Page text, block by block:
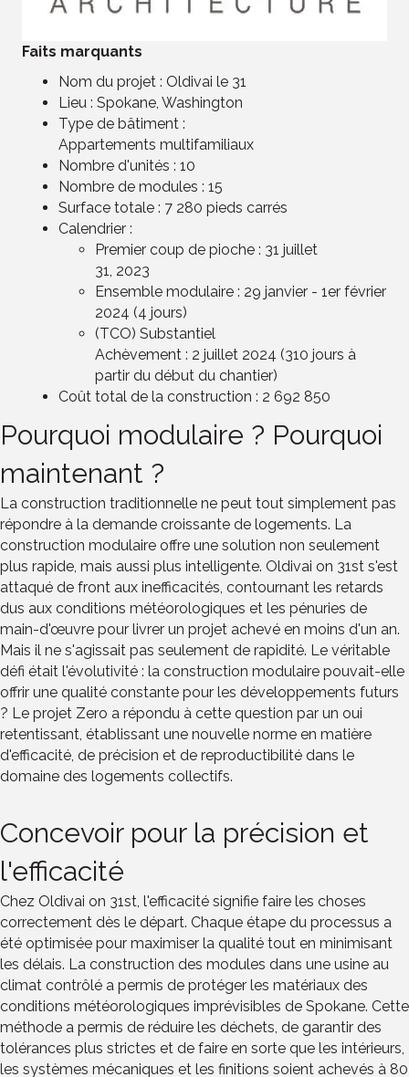
Faits marquants
Nom du projet : Oldivai le 31
Lieu : Spokane, Washington
Type de bâtiment :
Appartements multifamiliaux
Nombre d'unités : 10
Nombre de modules : 15
Surface totale : 7 280 pieds carrés
Calendrier :
Premier coup de pioche : 31 juillet
31, 2023
Ensemble modulaire : 29 janvier - 1er février
2024 (4 jours)
(TCO) Substantiel
Achèvement : 2 juillet 2024 (310 jours à
partir du début du chantier)
Coût total de la construction : 2 692 850
Pourquoi modulaire ? Pourquoi
maintenant ?
La construction traditionnelle ne peut tout simplement pas
répondre à la demande croissante de logements. La
construction modulaire offre une solution non seulement
plus rapide, mais aussi plus intelligente. Oldivai on 31st s'est
attaqué de front aux inefficacités, contournant les retards
dus aux conditions météorologiques et les pénuries de
main-d'œuvre pour livrer un projet achevé en moins d'un an.
Mais il ne s'agissait pas seulement de rapidité. Le véritable
défi était l'évolutivité : la construction modulaire pouvait-elle
offrir une qualité constante pour les développements futurs
? Le projet Zero a répondu à cette question par un oui
retentissant, établissant une nouvelle norme en matière
d'efficacité, de précision et de reproductibilité dans le
domaine des logements collectifs.
Concevoir pour la précision et
l'efficacité
Chez Oldivai on 31st, l'efficacité signifie faire les choses
correctement dès le départ. Chaque étape du processus a
été optimisée pour maximiser la qualité tout en minimisant
les délais. La construction des modules dans une usine au
climat contrôlé a permis de protéger les matériaux des
conditions météorologiques imprévisibles de Spokane. Cette
méthode a permis de réduire les déchets, de garantir des
tolérances plus strictes et de faire en sorte que les intérieurs,
les systèmes mécaniques et les finitions soient achevés à 80